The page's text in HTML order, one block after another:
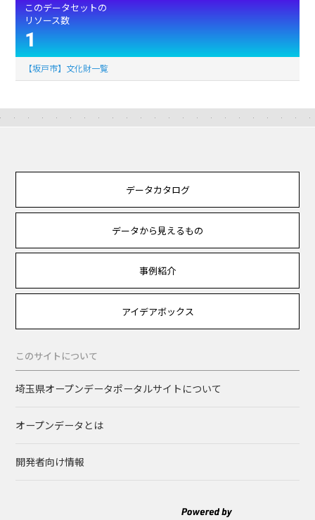
このデータセットの
リソース数
1
【坂戸市】文化財一覧
データカタログ
データから見えるもの
事例紹介
アイデアボックス
このサイトについて
埼玉県オープンデータポータルサイトについて
オープンデータとは
開発者向け情報